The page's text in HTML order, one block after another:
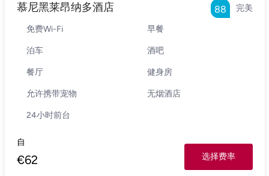
慕尼黑莱昂纳多酒店 完美
88
免费Wi-Fi 早餐
泊车 酒吧
餐厅 健身房
允许携带宠物 无烟酒店
24小时前台
自
€62 选择费率